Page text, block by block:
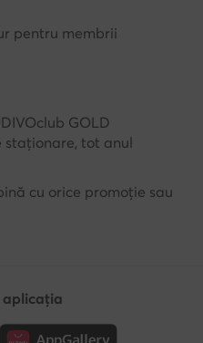
pentru membrii
GOLD
staționare, tot anul
cu orice promoție sau
aplicația